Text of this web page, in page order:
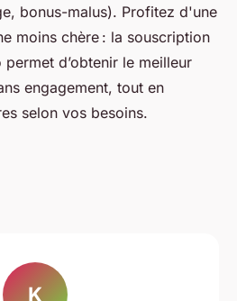
bonus-malus). Profitez d'une
moins chère : la souscription
d’obtenir le meilleur
engagement, tout en
selon vos besoins.
K